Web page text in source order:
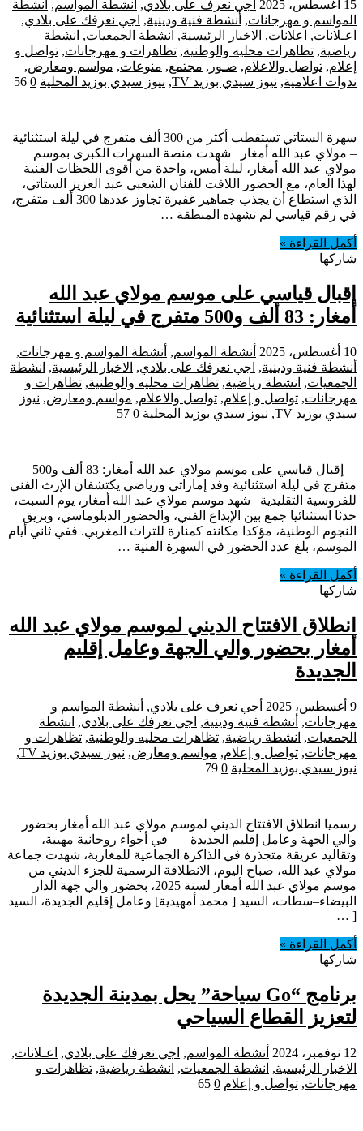
15 أغسطس، 2025 أجي نعرف على بلادي, أنشطة المواسم, أنشطة
المواسم و مهرجانات, أنشطة فنية ودينية, اجي نعرفك على بلادي,
اعـلانات, اعلانات, الاخبار الرئيسية, انشطة الجمعيات, انشطة
رياضية, تظاهرات محليه والوطنية, تظاهرات و مهرجانات, تواصل و
إعلام, تواصل والاعلام, صـور , مجتمع, منوعات, مواسم ومعارض,
ندوات اعلامية, نيوز سيدي بوزيد TV , نيوز سيدي بوزيد المحلية 0
56
سهرة الستاتي تستقطب أكثر من 300 ألف متفرج في ليلة استثنائية
– مولاي عبد الله أمغار شهدت منصة السهرات الكبرى بموسم
مولاي عبد الله أمغار، ليلة أمس، واحدة من أقوى اللحظات الفنية
لهذا العام، مع الحضور اللافت للفنان الشعبي عبد العزيز الستاتي،
الذي استطاع أن يجذب جماهير غفيرة تجاوز عددها 300 ألف متفرج،
في رقم قياسي لم تشهده المنطقة …
أكمل القراءة »
شاركها
إقبال قياسي على موسم مولاي عبد الله
أمغار: 83 ألف و500 متفرج في ليلة استثنائية
10 أغسطس، 2025 أنشطة المواسم, أنشطة المواسم و مهرجانات,
أنشطة فنية ودينية, اجي نعرفك على بلادي, الاخبار الرئيسية, انشطة
الجمعيات, انشطة رياضية, تظاهرات محليه والوطنية, تظاهرات و
مهرجانات, تواصل و إعلام, تواصل والاعلام, مواسم ومعارض, نيوز
سيدي بوزيد TV
, نيوز سيدي بوزيد المحلية 0
57
إقبال قياسي على موسم مولاي عبد الله أمغار: 83 ألف و500
متفرج في ليلة استثنائية وفد إماراتي ورياضي يكتشفان الإرث الفني
للفروسية التقليدية شهد موسم مولاي عبد الله أمغار، يوم السبت،
حدثا استثنائيا جمع بين الإبداع الفني، والحضور الدبلوماسي، وبريق
النجوم الوطنية، مؤكدا مكانته كمنارة للتراث المغربي. ففي ثاني أيام
الموسم، بلغ عدد الحضور في السهرة الفنية …
أكمل القراءة »
شاركها
انطلاق الافتتاح الديني لموسم مولاي عبد الله
أمغار بحضور والي الجهة وعامل إقليم
الجديدة
9 أغسطس، 2025 أجي نعرف على بلادي, أنشطة المواسم و
مهرجانات, أنشطة فنية ودينية, اجي نعرفك على بلادي, انشطة
الجمعيات, انشطة رياضية, تظاهرات محليه والوطنية, تظاهرات و
مهرجانات, تواصل و إعلام, مواسم ومعارض, نيوز سيدي بوزيد TV
,
نيوز سيدي بوزيد المحلية 0
79
رسميا انطلاق الافتتاح الديني لموسم مولاي عبد الله أمغار بحضور
والي الجهة وعامل إقليم الجديدة —في أجواء روحانية مهيبة،
وتقاليد عريقة متجذرة في الذاكرة الجماعية للمغاربة، شهدت جماعة
مولاي عبد الله، صباح اليوم، الانطلاقة الرسمية للجزء الديني من
موسم مولاي عبد الله أمغار لسنة 2025، بحضور والي جهة الدار
البيضاء–سطات، السيد [ محمد أمهيدية] وعامل إقليم الجديدة، السيد
[ …
أكمل القراءة »
شاركها
برنامج “Go سياحة” يحل بمدينة الجديدة
لتعزيز القطاع السياحي
12 نوفمبر، 2024 أنشطة المواسم, اجي نعرفك على بلادي, اعـلانات,
الاخبار الرئيسية, انشطة الجمعيات, انشطة رياضية, تظاهرات و
مهرجانات, تواصل و إعلام 0
65